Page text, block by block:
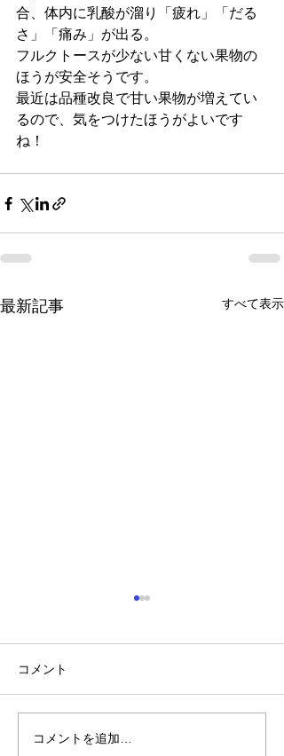
合、体内に乳酸が溜り「疲れ」「だる
さ」「痛み」が出る。
フルクトースが少ない甘くない果物の
ほうが安全そうです。
最近は品種改良で甘い果物が増えてい
るので、気をつけたほうがよいです
ね！
最新記事 すべて表示
ありがとうございます！
コメント
コメントを追加…